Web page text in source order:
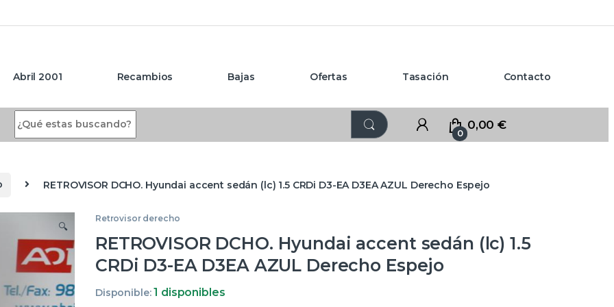
Abril 2001 Recambios Bajas Ofertas Tasación Contacto
0
0,00€
RETROVISOR DCHO. Hyundai accent sedán (lc) 1.5 CRDi D3-EA D3EA AZUL Derecho Espejo
🔍
Retrovisor derecho
RETROVISOR DCHO. Hyundai accent sedán (lc) 1.5
CRDi D3-EA D3EA AZUL Derecho Espejo
Disponible:1 disponibles